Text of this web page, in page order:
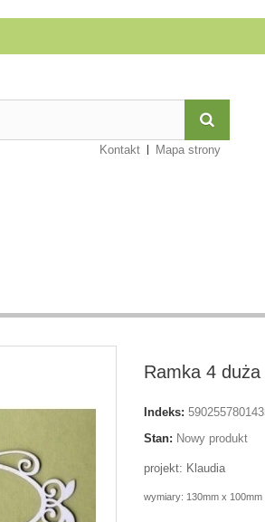
Kontakt Mapa strony
Ramka 4 duża
Indeks:
Stan: Nowy produkt
projekt: Klaudia
wymiary: 130mm x 100mm